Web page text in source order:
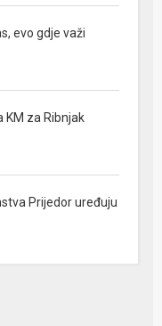
evo gdje važi
KM za Ribnjak
Prijedor uređuju